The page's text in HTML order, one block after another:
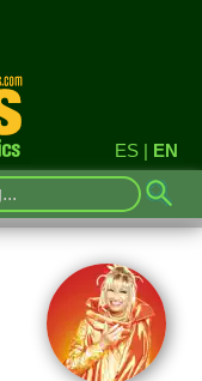
ES | EN